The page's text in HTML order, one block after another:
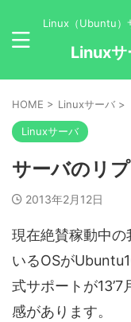
Linux（Ubuntu）
Linuxサ
HOME > Linuxサーバ >
Linuxサーバ
サーバのリ
2013年2月12日
現在絶賛稼動中
いるOSが
式サポートが
感があります。